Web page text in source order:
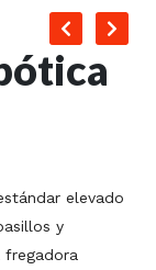
elevado
y
fregadora